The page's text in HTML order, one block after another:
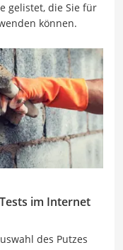
gelistet, die Sie für
können.
im Internet
des Putzes